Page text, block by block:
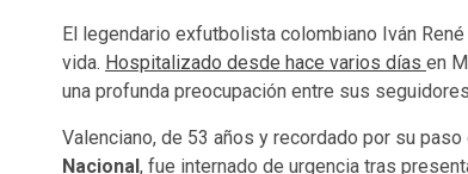
El legendario exfutbolista colombiano Iván
vida. Hospitalizado desde hace varios días en
una profunda preocupación entre sus
Valenciano, de 53 años y recordado por su
Nacional, fue internado de urgencia tras